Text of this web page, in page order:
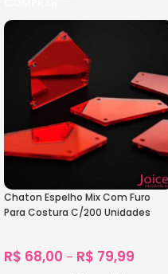
Chaton Espelho Mix Com Furo
Para Costura C/200 Unidades
R$ 68,00 – R$ 79,99